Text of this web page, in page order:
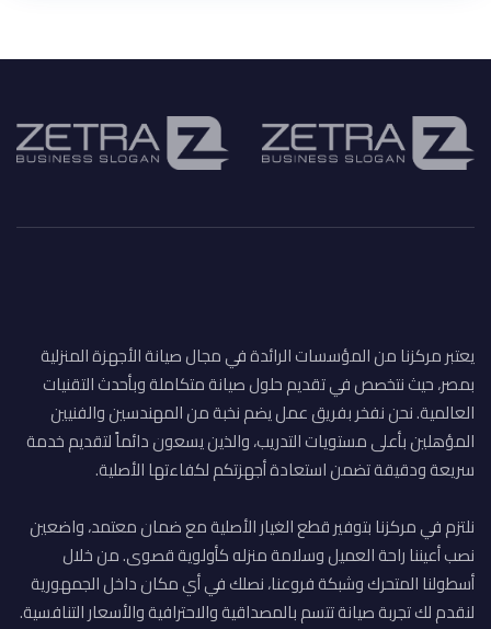
يعتبر مركزنا من المؤسسات الرائدة في مجال صيانة الأجهزة المنزلية
بمصر، حيث نتخصص في تقديم حلول صيانة متكاملة وبأحدث التقنيات
العالمية. نحن نفخر بفريق عمل يضم نخبة من المهندسين والفنيين
المؤهلين بأعلى مستويات التدريب، والذين يسعون دائماً لتقديم خدمة
سريعة ودقيقة تضمن استعادة أجهزتكم لكفاءتها الأصلية.
نلتزم في مركزنا بتوفير قطع الغيار الأصلية مع ضمان معتمد، واضعين
نصب أعيننا راحة العميل وسلامة منزله كأولوية قصوى. من خلال
أسطولنا المتحرك وشبكة فروعنا، نصلك في أي مكان داخل الجمهورية
لنقدم لك تجربة صيانة تتسم بالمصداقية والاحترافية والأسعار التنافسية.